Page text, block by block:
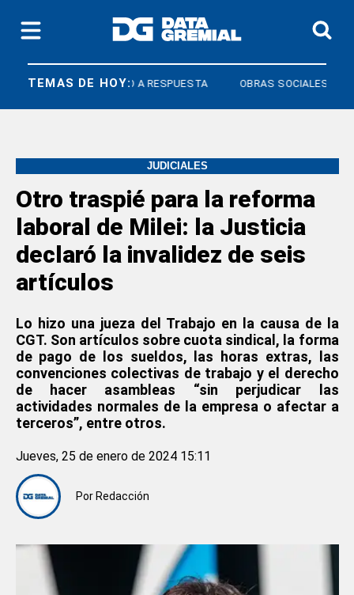
TEMAS DE HOY:
DERECHO A RESPUESTA OBRAS SOCIALES
JUDICIALES
Otro traspié para la reforma
laboral de Milei: la Justicia
declaró la invalidez de seis
artículos
Lo hizo una jueza del Trabajo en la causa de la
CGT. Son artículos sobre cuota sindical, la forma
de pago de los sueldos, las horas extras, las
convenciones colectivas de trabajo y el derecho
de hacer asambleas “sin perjudicar las
actividades normales de la empresa o afectar a
terceros”, entre otros.
Por Redacción
Jueves, 25 de enero de 2024 15:11